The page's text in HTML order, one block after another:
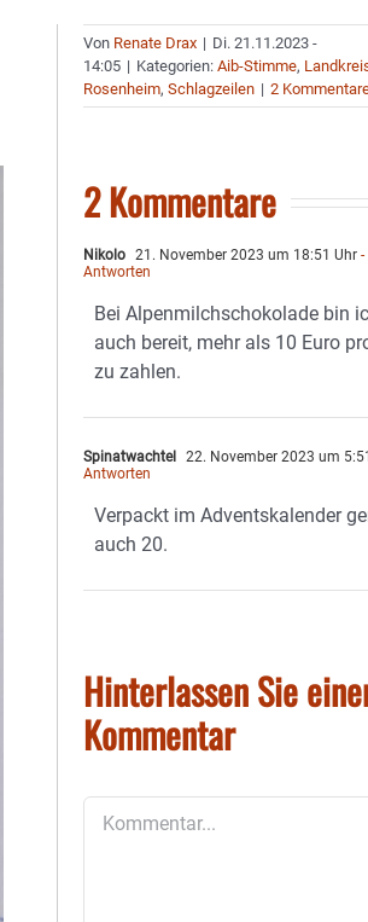
Von Renate Drax | Di. 21.11.2023 -
14:05 | Kategorien:Aib-Stimme,
Rosenheim,Schlagzeilen | 2
2 Kommentare
Nikolo 21. November 2023 um 18:51 Uhr -
Antworten
Bei Alpenmilchschokolade bin
auch bereit, mehr als 10 Euro
zu zahlen.
Spinatwachtel 22. November 2023 um
Antworten
Verpackt im Adventskalender
auch 20.
Hinterlassen Sie
Kommentar